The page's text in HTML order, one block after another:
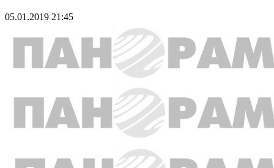
05.01.2019 21:45